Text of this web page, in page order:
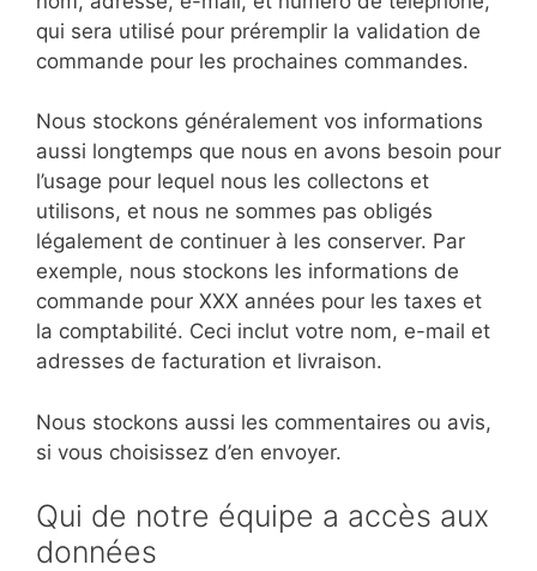
qui sera utilisé pour préremplir la validation de
commande pour les prochaines commandes.
Nous stockons généralement vos informations
aussi longtemps que nous en avons besoin pour
l’usage pour lequel nous les collectons et
utilisons, et nous ne sommes pas obligés
légalement de continuer à les conserver. Par
exemple, nous stockons les informations de
commande pour XXX années pour les taxes et
la comptabilité. Ceci inclut votre nom, e-mail et
adresses de facturation et livraison.
Nous stockons aussi les commentaires ou avis,
si vous choisissez d’en envoyer.
Qui de notre équipe a accès aux
données